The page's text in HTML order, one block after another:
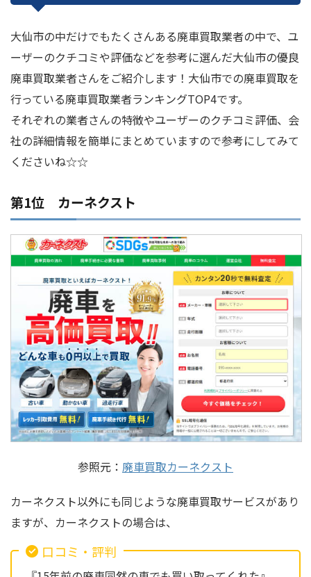
大仙市の中だけでもたくさんある廃車買取業者の中で、ユ
ーザーのクチコミや評価などを参考に選んだ大仙市の優良
廃車買取業者さんをご紹介します！大仙市での廃車買取を
行っている廃車買取業者ランキングTOP4です。
それぞれの業者さんの特徴やユーザーのクチコミ評価、会
社の詳細情報を簡単にまとめていますので参考にしてみて
くださいね☆☆
第1位 カーネクスト
参照元： 廃車買取カーネクスト
カーネクスト以外にも同じような廃車買取サービスがあり
ますが、カーネクストの場合は、
口コミ・評判